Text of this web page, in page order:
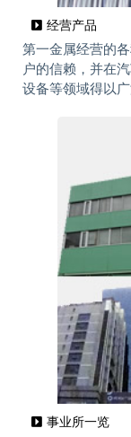
经营产品
第一金属经营的
户的信赖，并在
设备等领域得以广
事业所一览